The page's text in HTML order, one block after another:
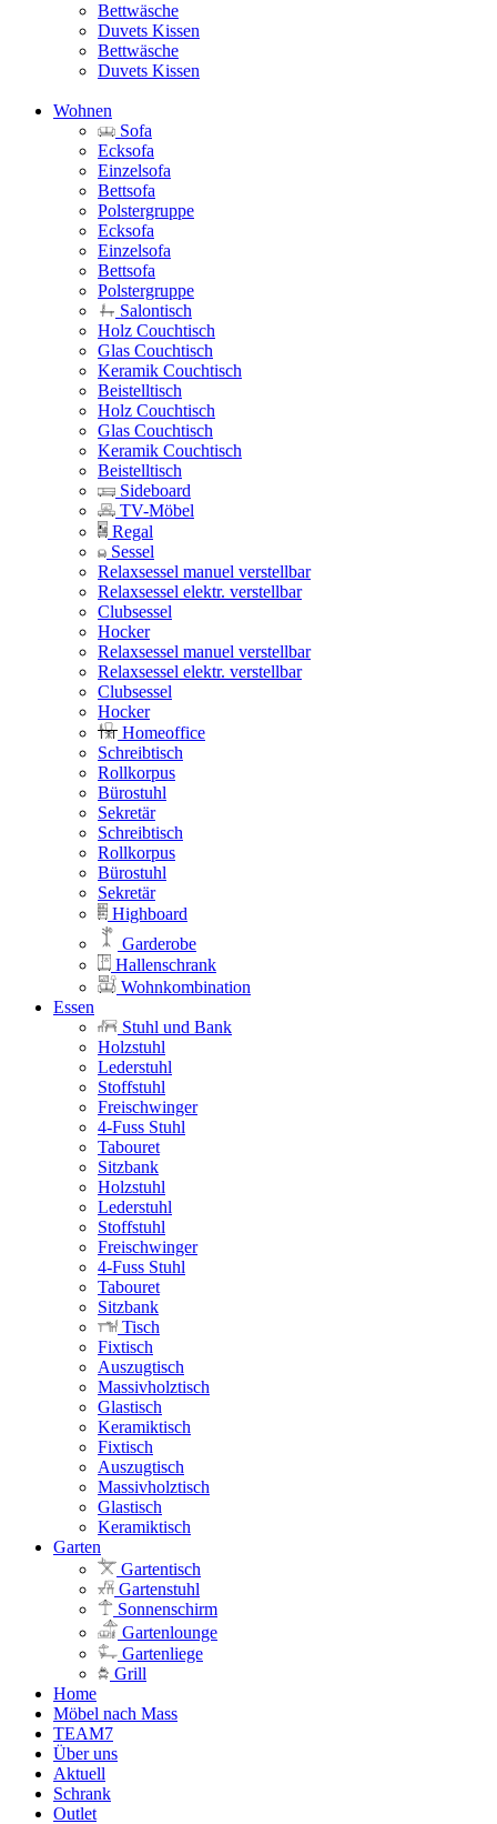
Bettwäsche
Duvets Kissen
Bettwäsche
Duvets Kissen
Wohnen
Sofa
Ecksofa
Einzelsofa
Bettsofa
Polstergruppe
Ecksofa
Einzelsofa
Bettsofa
Polstergruppe
Salontisch
Holz Couchtisch
Glas Couchtisch
Keramik Couchtisch
Beistelltisch
Holz Couchtisch
Glas Couchtisch
Keramik Couchtisch
Beistelltisch
Sideboard
TV-Möbel
Regal
Sessel
Relaxsessel manuel verstellbar
Relaxsessel elektr. verstellbar
Clubsessel
Hocker
Relaxsessel manuel verstellbar
Relaxsessel elektr. verstellbar
Clubsessel
Hocker
Homeoffice
Schreibtisch
Rollkorpus
Bürostuhl
Sekretär
Schreibtisch
Rollkorpus
Bürostuhl
Sekretär
Highboard
Garderobe
Hallenschrank
Wohnkombination
Essen
Stuhl und Bank
Holzstuhl
Lederstuhl
Stoffstuhl
Freischwinger
4-Fuss Stuhl
Tabouret
Sitzbank
Holzstuhl
Lederstuhl
Stoffstuhl
Freischwinger
4-Fuss Stuhl
Tabouret
Sitzbank
Tisch
Fixtisch
Auszugtisch
Massivholztisch
Glastisch
Keramiktisch
Fixtisch
Auszugtisch
Massivholztisch
Glastisch
Keramiktisch
Garten
Gartentisch
Gartenstuhl
Sonnenschirm
Gartenlounge
Gartenliege
Grill
Home
Möbel nach Mass
TEAM7
Über uns
Aktuell
Schrank
Outlet